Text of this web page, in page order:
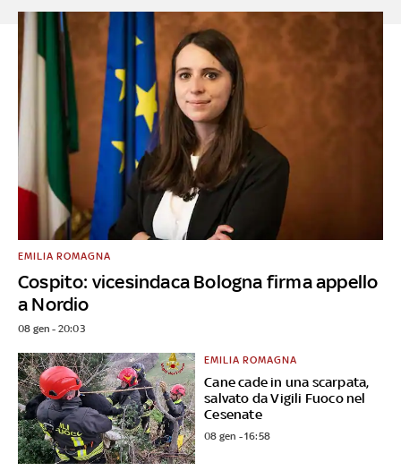
Cospito: vicesindaca Bologna firma appello
a Nordio
EMILIA ROMAGNA
08 gen - 20:03
Cane cade in una scarpata,
salvato da Vigili Fuoco nel
Cesenate
EMILIA ROMAGNA
08 gen - 16:58